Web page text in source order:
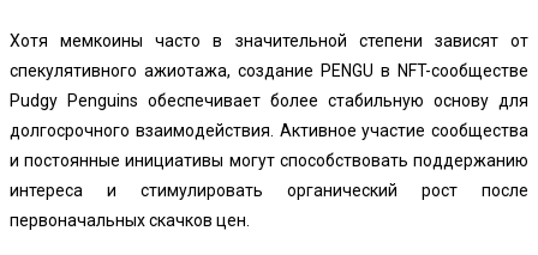
Хотя мемкоины часто в значительной степени зависят от
спекулятивного ажиотажа, создание PENGU в NFT-сообществе
Pudgy Penguins обеспечивает более стабильную основу для
долгосрочного взаимодействия. Активное участие сообщества
и постоянные инициативы могут способствовать поддержанию
интереса и стимулировать органический рост после
первоначальных скачков цен.